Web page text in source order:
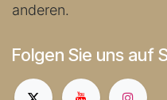
anderen.
Folgen Sie uns auf